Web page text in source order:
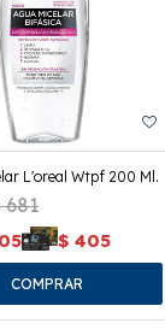
L'oreal Wtpf 200 Ml.
681
$ 405